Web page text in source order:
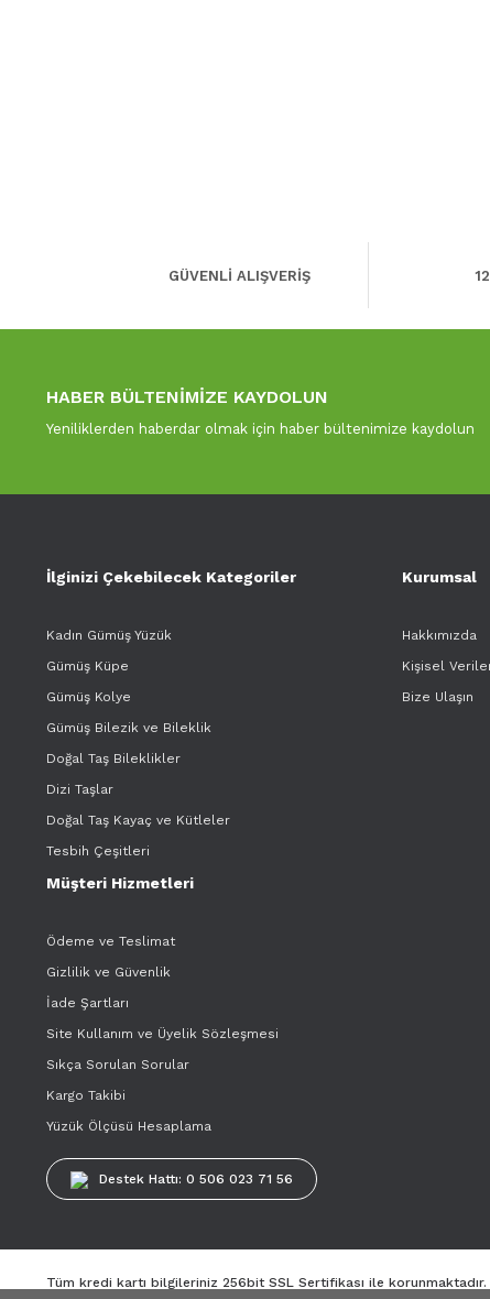
GÜVENLİ ALIŞVERİŞ
HABER BÜLTENİMİZE KAYDOLUN
Yeniliklerden haberdar olmak için haber bültenimize kaydolun
İlginizi Çekebilecek Kategoriler
Kadın Gümüş Yüzük
Gümüş Küpe
Gümüş Kolye
Gümüş Bilezik ve Bileklik
Doğal Taş Bileklikler
Dizi Taşlar
Doğal Taş Kayaç ve Kütleler
Tesbih Çeşitleri
Kurumsal
Hakkımızda
Kişisel
Bize Ulaşın
Müşteri Hizmetleri
Ödeme ve Teslimat
Gizlilik ve Güvenlik
İade Şartları
Site Kullanım ve Üyelik Sözleşmesi
Sıkça Sorulan Sorular
Kargo Takibi
Yüzük Ölçüsü Hesaplama
Destek Hattı: 0 506 023 71 56
Tüm kredi kartı bilgileriniz 256bit SSL Sertifikası ile korunmaktadır.